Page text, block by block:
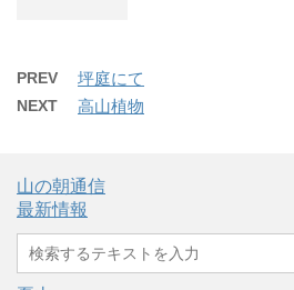
PREV 坪庭にて
NEXT 高山植物
山の朝通信
最新情報